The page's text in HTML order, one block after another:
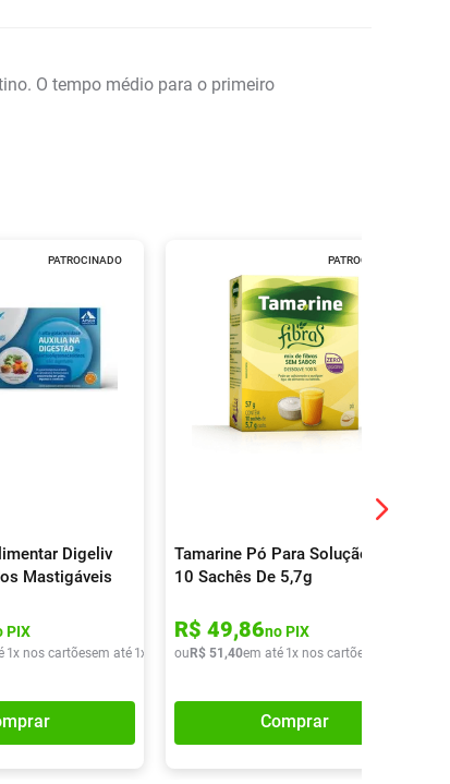
O tempo médio para o primeiro
PATROCINADO
Digeliv
Mastigáveis
PIX
1x nos cartõesem até 1x de R$ 56,06
PATROCINADO
Tamarine Pó Para Solução Oral
10 Sachês De 5,7g
R$ 49,86no PIX
ou R$ 51 ,40em até 1x nos cartões
Comprar